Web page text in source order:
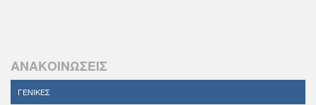
ΑΝΑΚΟΙΝΩΣΕΙΣ
ΓΕΝΙΚΕΣ